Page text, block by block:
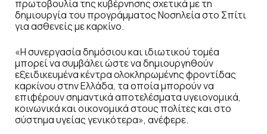
πρωτοβουλία της κυβέρνησης σχετικά με τη
δημιουργία του προγράμματος Νοσηλεία στο Σπίτι
για ασθενείς με καρκίνο.
«Η συνεργασία δημόσιου και ιδιωτικού τομέα
μπορεί να συμβάλει ώστε να δημιουργηθούν
εξειδικευμένα κέντρα ολοκληρωμένης φροντίδας
καρκίνου στην Ελλάδα, τα οποία μπορούν να
επιφέρουν σημαντικά αποτελέσματα υγειονομικά,
κοινωνικά και οικονομικά στους πολίτες και στο
σύστημα υγείας γενικότερα», ανέφερε.